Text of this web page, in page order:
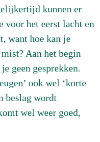
kunnen er
voor het eerst lacht en
want hoe kan je
Aan het begin
geen gesprekken.
ook wel ‘korte
beslag wordt
wel weer goed,